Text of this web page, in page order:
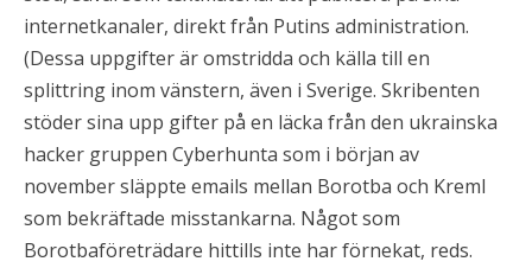
internetkanaler, direkt från Putins administration.
(Dessa uppgifter är omstridda och källa till en
splittring inom vänstern, även i Sverige. Skribenten
stöder sina upp gifter på en läcka från den ukrainska
hacker gruppen Cyberhunta som i början av
november släppte emails mellan Borotba och Kreml
som bekräftade misstankarna. Något som
Borotbaföreträdare hittills inte har förnekat, reds.